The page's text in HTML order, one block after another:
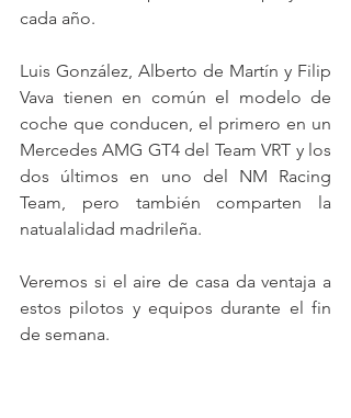
cada año.
Luis González, Alberto de Martín y Filip
Vava tienen en común el modelo de
coche que conducen, el primero en un
Mercedes AMG GT4 del Team VRT y los
dos últimos en uno del NM Racing
Team, pero también comparten la
natualalidad madrileña.
Veremos si el aire de casa da ventaja a
estos pilotos y equipos durante el fin
de semana.